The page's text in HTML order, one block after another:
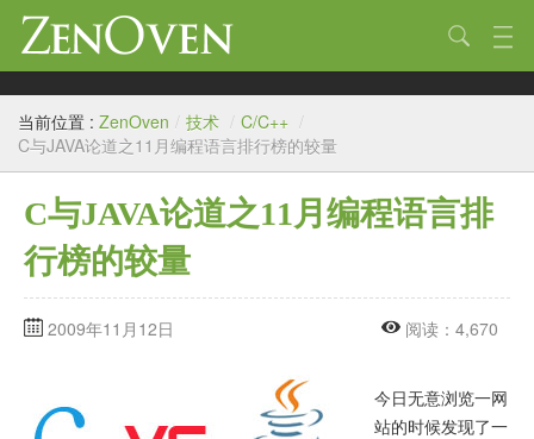
技术
生活
作品
标签
链接
当前位置 : ZenOven / 技术 / C/C++ /
C与JAVA论道之11月编程语言排行榜的较量
C与JAVA论道之11月编程语言排
行榜的较量
2009年11月12日 阅读：4,670
今日无意浏览一网
站的时候发现了一